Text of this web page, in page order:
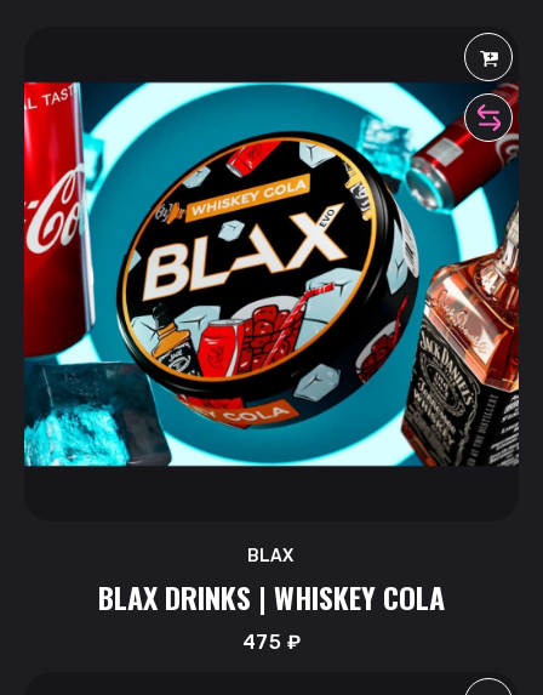
BLAX
BLAX DRINKS | WHISKEY COLA
475 ₽